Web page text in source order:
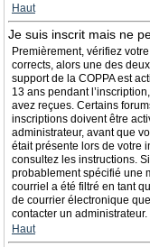
Haut
Je suis inscrit mais ne
Premièrement, vérifiez
corrects, alors une des
support de la COPPA est
13 ans pendant
avez reçues. Certains
inscriptions doivent être
administrateur, avant que
était présente lors de votre
consultez les instructions.
probablement spécifié une
courriel a été filtré en tant
de courrier électronique
contacter un administrateur.
Haut